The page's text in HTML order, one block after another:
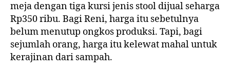
meja dengan tiga kursi jenis stool dijual seharga
Rp350 ribu. Bagi Reni, harga itu sebetulnya
belum menutup ongkos produksi. Tapi, bagi
sejumlah orang, harga itu kelewat mahal untuk
kerajinan dari sampah.